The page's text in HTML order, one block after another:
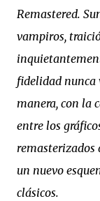
Remastered.
vampiros,
fidelidad nunca
manera, con la
entre los
remasterizados
un nuevo
clásicos.